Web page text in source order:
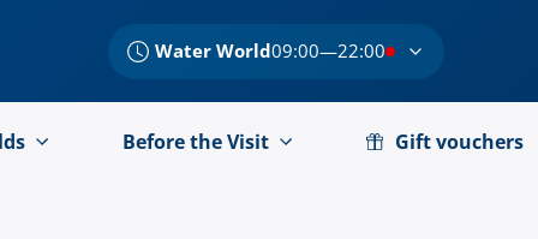
Water World09:00—22:00
Before the Visit Gift vouchers